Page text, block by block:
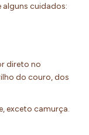
alguns cuidados:
direto no
do couro, dos
exceto camurça.